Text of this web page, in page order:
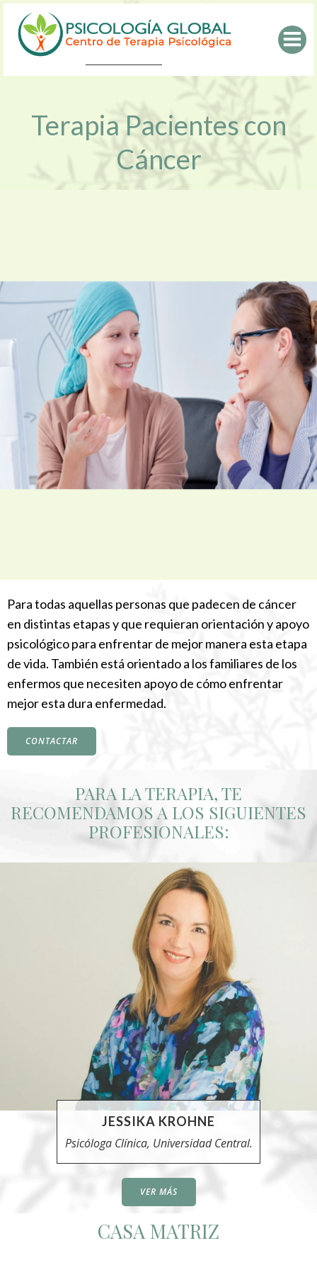
al
contenido
Terapia Pacientes con
Cáncer
Para todas aquellas personas que padecen de cáncer
en distintas etapas y que requieran orientación y apoyo
psicológico para enfrentar de mejor manera esta etapa
de vida. También está orientado a los familiares de los
enfermos que necesiten apoyo de cómo enfrentar
mejor esta dura enfermedad.
CONTACTAR
PARA LA TERAPIA, TE
RECOMENDAMOS A LOS SIGUIENTES
PROFESIONALES:
JESSIKA KROHNE
Psicóloga Clínica, Universidad Central.
VER MÁS
CASA MATRIZ